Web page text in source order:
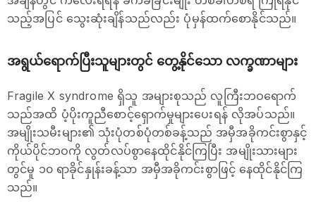
သည့်အပြင် သွေးဆုံးချိန်သည်လည်း ပုံမှန်ထက်စောနိုင်သည်။
အရွယ်ရောက်ပြီးသူများတွင် တွေ့နိုင်သော လက္ခဏာများ
Fragile X syndrome ရှိသူ အများစုသည် လူကြီးဘဝရောက်
သည်အထိ ပံ့ပိုးကူညီစောင့်ရှောက်မှုများပေးရန် လိုအပ်သည်။
အမျိုးသမီးများ၏ သုံးပုံတစ်ပုံတစ်ခန့်သည် အမှီအခိုကင်းစွာနှင့်
ကိုယ်ပိုင်ဘဝကို လွတ်လပ်စွာနေထိုင်နိုင်ကြပြီး အမျိုးသားများ
တွင်မူ ၁၀ ရာခိုင်နှုန်းခန့်သာ အမှီအခိုကင်းစွာဖြင့် နေထိုင်နိုင်ကြ
သည်။